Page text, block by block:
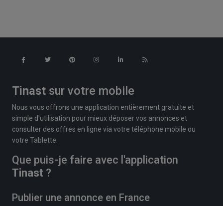
Tinast sur votre mobile
Nous vous offrons une application entièrement gratuite et
simple d'utilisation pour mieux déposer vos annonces et
consulter des offres en ligne via votre téléphone mobile ou
votre Tablette.
Que puis-je faire avec l'application
Tinast ?
Publier une annonce en France